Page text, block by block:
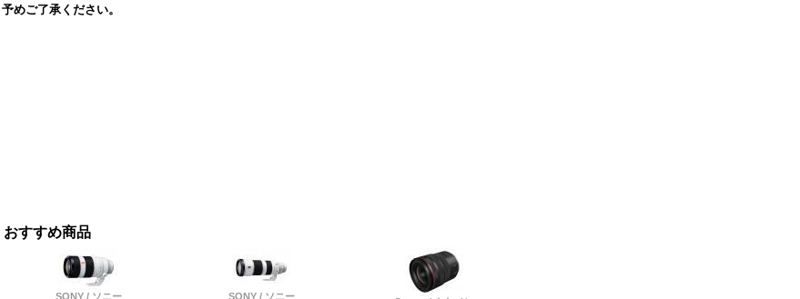
予めご了承ください。
おすすめ商品
SONY / ソニー SONY / ソニー